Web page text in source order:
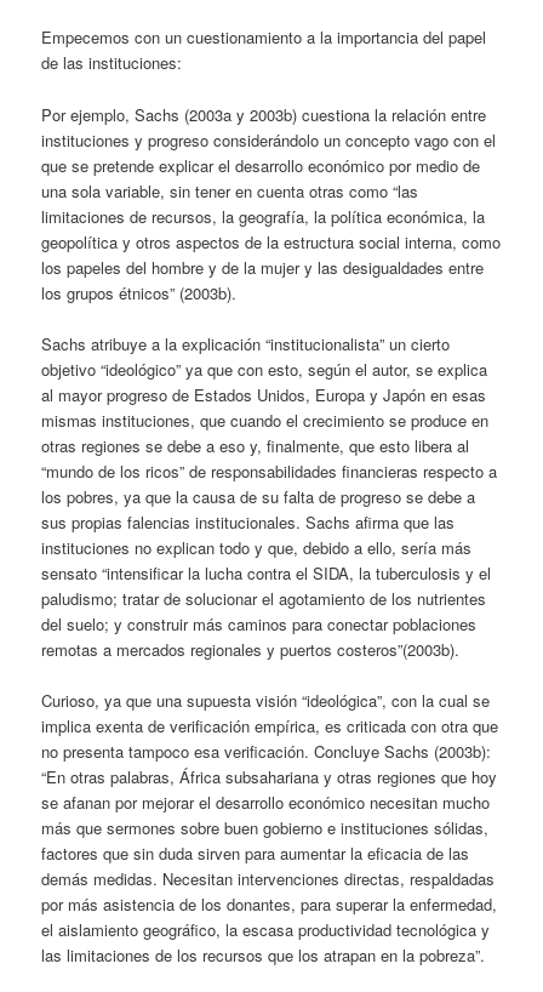
Empecemos con un cuestionamiento a la importancia del papel
de las instituciones:
Por ejemplo, Sachs (2003a y 2003b) cuestiona la relación entre
instituciones y progreso considerándolo un concepto vago con el
que se pretende explicar el desarrollo económico por medio de
una sola variable, sin tener en cuenta otras como “las
limitaciones de recursos, la geografía, la política económica, la
geopolítica y otros aspectos de la estructura social interna, como
los papeles del hombre y de la mujer y las desigualdades entre
los grupos étnicos” (2003b).
Sachs atribuye a la explicación “institucionalista” un cierto
objetivo “ideológico” ya que con esto, según el autor, se explica
al mayor progreso de Estados Unidos, Europa y Japón en esas
mismas instituciones, que cuando el crecimiento se produce en
otras regiones se debe a eso y, finalmente, que esto libera al
“mundo de los ricos” de responsabilidades financieras respecto a
los pobres, ya que la causa de su falta de progreso se debe a
sus propias falencias institucionales. Sachs afirma que las
instituciones no explican todo y que, debido a ello, sería más
sensato “intensificar la lucha contra el SIDA, la tuberculosis y el
paludismo; tratar de solucionar el agotamiento de los nutrientes
del suelo; y construir más caminos para conectar poblaciones
remotas a mercados regionales y puertos costeros”(2003b).
Curioso, ya que una supuesta visión “ideológica”, con la cual se
implica exenta de verificación empírica, es criticada con otra que
no presenta tampoco esa verificación. Concluye Sachs (2003b):
“En otras palabras, África subsahariana y otras regiones que hoy
se afanan por mejorar el desarrollo económico necesitan mucho
más que sermones sobre buen gobierno e instituciones sólidas,
factores que sin duda sirven para aumentar la eficacia de las
demás medidas. Necesitan intervenciones directas, respaldadas
por más asistencia de los donantes, para superar la enfermedad,
el aislamiento geográfico, la escasa productividad tecnológica y
las limitaciones de los recursos que los atrapan en la pobreza”.